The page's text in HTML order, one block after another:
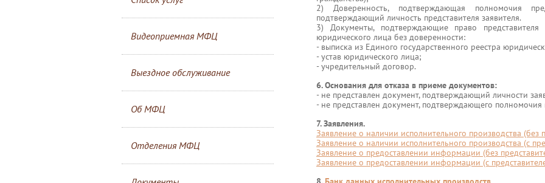
Видеоприемная МФЦ
Выездное обслуживание
Об МФЦ
Отделения МФЦ
2) Доверенность, подтверждающая полномочия
подтверждающий личность представителя заявителя.
3) Документы, подтверждающие право представителя
юридического лица без доверенности:
- выписка из Единого государственного реестра
- устав юридического лица;
- учредительный договор.
6. Основания для отказа в приеме документов:
- не представлен документ, подтверждающий личности
- не представлен документ, подтверждающего полномочия
7. Заявления.
Заявление о наличии исполнительного производства (без
Заявление о наличии исполнительного производства (с
Заявление о предоставлении информации (без
Заявление о предоставлении информации (с